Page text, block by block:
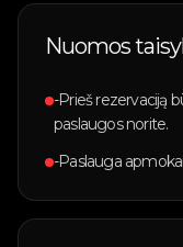
Nuomos
-Prieš rezervaciją
paslaugos norite.
-Paslauga